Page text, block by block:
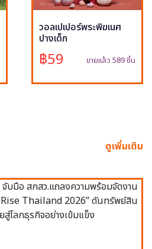
วอลเปเปอร์พระพิฆเนศ
ปางเด็ก
฿59 ขายแล้ว 589 ชิ้น
ดูเพิ่มเติม